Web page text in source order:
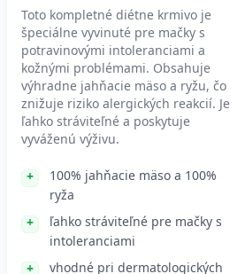
Toto kompletné diétne krmivo je
špeciálne vyvinuté pre mačky s
potravinovými intoleranciami a
kožnými problémami. Obsahuje
výhradne jahňacie mäso a ryžu, čo
znižuje riziko alergických reakcií. Je
ľahko stráviteľné a poskytuje
vyváženú výživu.
100% jahňacie mäso a 100%
ryža
ľahko stráviteľné pre mačky s
intoleranciami
vhodné pri dermatologických